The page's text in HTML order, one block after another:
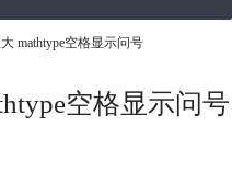
mathtype空格显示问号
空格显示问号